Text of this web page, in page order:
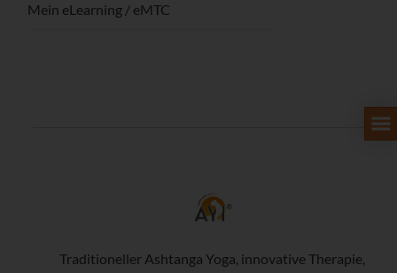
Mein eLearning / eMTC
Traditioneller Ashtanga Yoga, innovative Therapie,